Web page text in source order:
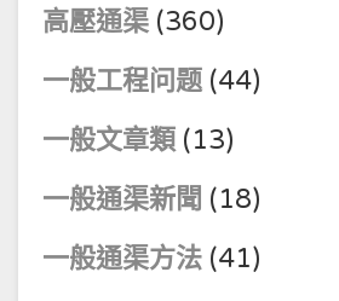
高壓通渠 (360)
一般工程问题 (44)
一般文章類 (13)
一般通渠新聞 (18)
一般通渠方法 (41)